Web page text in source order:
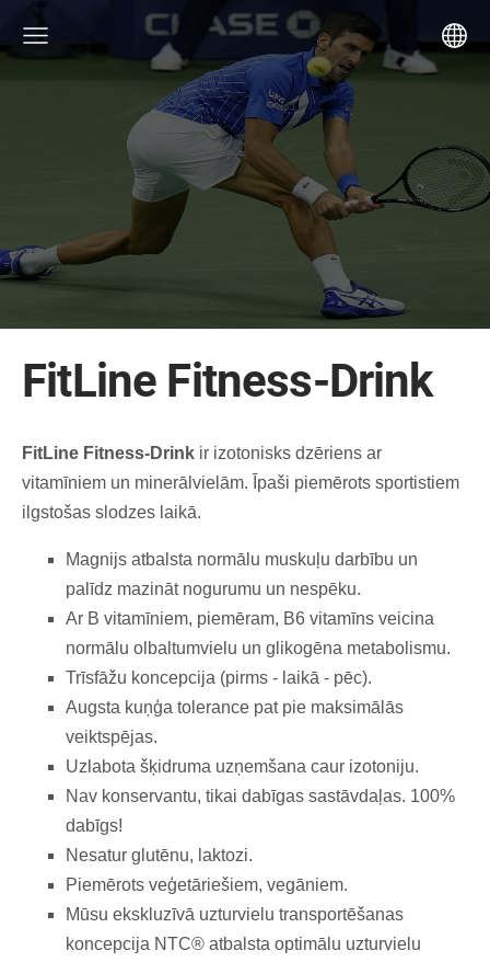
FitLine Fitness-Drink
FitLine Fitness-Drink ir izotonisks dzēriens ar
vitamīniem un minerālvielām. Īpaši piemērots sportistiem
ilgstošas slodzes laikā.
Magnijs atbalsta normālu muskuļu darbību un
palīdz mazināt nogurumu un nespēku.
Ar B vitamīniem, piemēram, B6 vitamīns veicina
normālu olbaltumvielu un glikogēna metabolismu.
Trīsfāžu koncepcija (pirms - laikā - pēc).
Augsta kuņģa tolerance pat pie maksimālās
veiktspējas.
Uzlabota šķidruma uzņemšana caur izotoniju.
Nav konservantu, tikai dabīgas sastāvdaļas. 100%
dabīgs!
Nesatur glutēnu, laktozi.
Piemērots veģetāriešiem, vegāniem.
Mūsu ekskluzīvā uzturvielu transportēšanas
koncepcija NTC® atbalsta optimālu uzturvielu